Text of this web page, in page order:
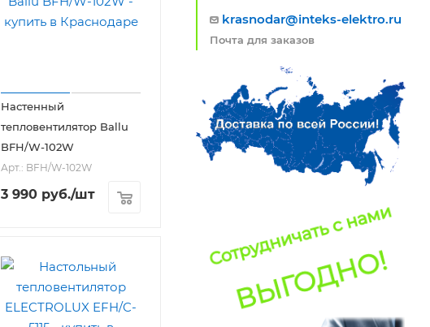
Настенный
тепловентилятор Ballu
BFH/W-102W
Арт.: BFH/W-102W
3 990 руб./шт
krasnodar@inteks-elektro.ru
Почта для заказов